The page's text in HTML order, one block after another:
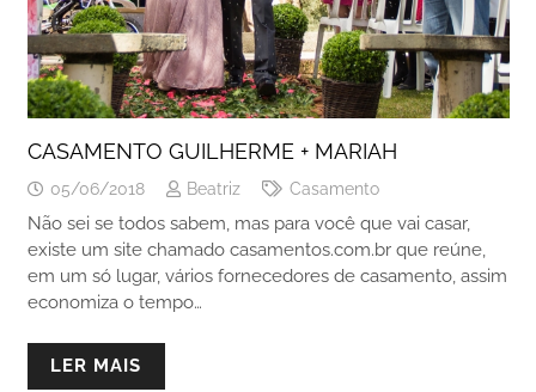
CASAMENTO GUILHERME + MARIAH
05/06/2018 Beatriz Casamento
Não sei se todos sabem, mas para você que vai casar,
existe um site chamado casamentos.com.br que reúne,
em um só lugar, vários fornecedores de casamento, assim
economiza o tempo…
LER MAIS